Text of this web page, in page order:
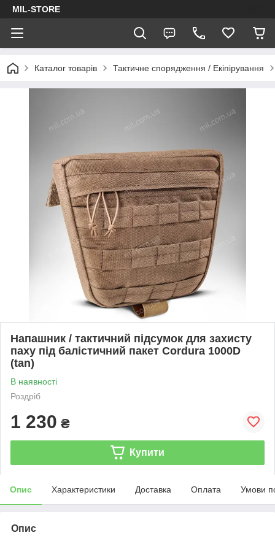
MIL-STORE
Каталог товарів Тактичне спорядження / Екіпірування
Напашник / тактичний підсумок для захисту
паху під балістичний пакет Cordura 1000D
(tan)
В наявності
Роздріб
1 230 ₴
Купити
Опис Характеристики Доставка Оплата Умови
Опис